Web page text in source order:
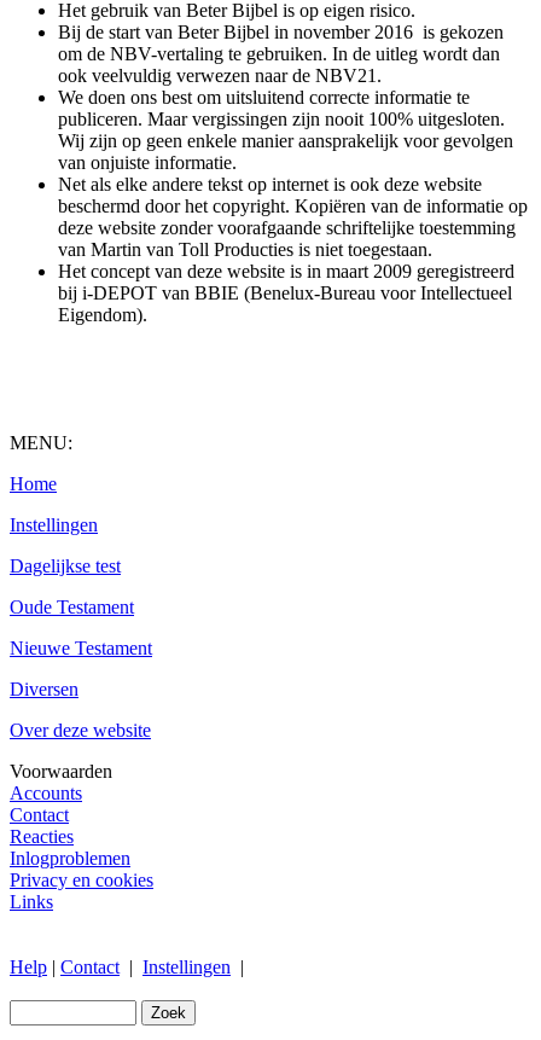
Het gebruik van Beter Bijbel is op eigen risico.
Bij de start van Beter Bijbel in november 2016 is gekozen
om de NBV-vertaling te gebruiken. In de uitleg wordt dan
ook veelvuldig verwezen naar de NBV21.
We doen ons best om uitsluitend correcte informatie te
publiceren. Maar vergissingen zijn nooit 100% uitgesloten.
Wij zijn op geen enkele manier aansprakelijk voor gevolgen
van onjuiste informatie.
Net als elke andere tekst op internet is ook deze website
beschermd door het copyright. Kopiëren van de informatie op
deze website zonder voorafgaande schriftelijke toestemming
van Martin van Toll Producties is niet toegestaan.
Het concept van deze website is in maart 2009 geregistreerd
bij i-DEPOT van BBIE (Benelux-Bureau voor Intellectueel
Eigendom).
MENU:
Home
Instellingen
Dagelijkse test
Oude Testament
Nieuwe Testament
Diversen
Over deze website
Voorwaarden
Accounts
Contact
Reacties
Inlogproblemen
Privacy en cookies
Links
Help | Contact | Instellingen |